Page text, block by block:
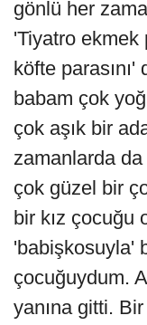
gönlü her
'Tiyatro ekmek
köfte
babam çok
çok aşık bir
zamanlarda
çok güzel bir
bir kız çocuğu
'babişkosuyla'
çocuğuydum.
yanına gitti.